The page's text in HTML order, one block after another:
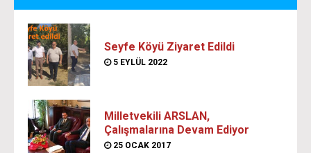
Seyfe Köyü Ziyaret Edildi
5 EYLÜL 2022
Milletvekili ARSLAN,
Çalışmalarına Devam Ediyor
25 OCAK 2017